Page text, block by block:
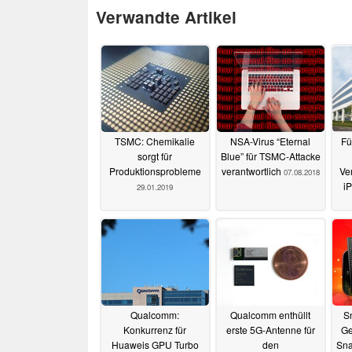
Verwandte Artikel
TSMC: Chemikalie
sorgt für
Produktionsprobleme
29.01.2019
NSA-Virus “Eternal
Blue” für TSMC-Attacke
verantwortlich 07.08.2018
Qualcomm:
Konkurrenz für
Huaweis GPU Turbo
Qualcomm enthüllt
erste 5G-Antenne für
den